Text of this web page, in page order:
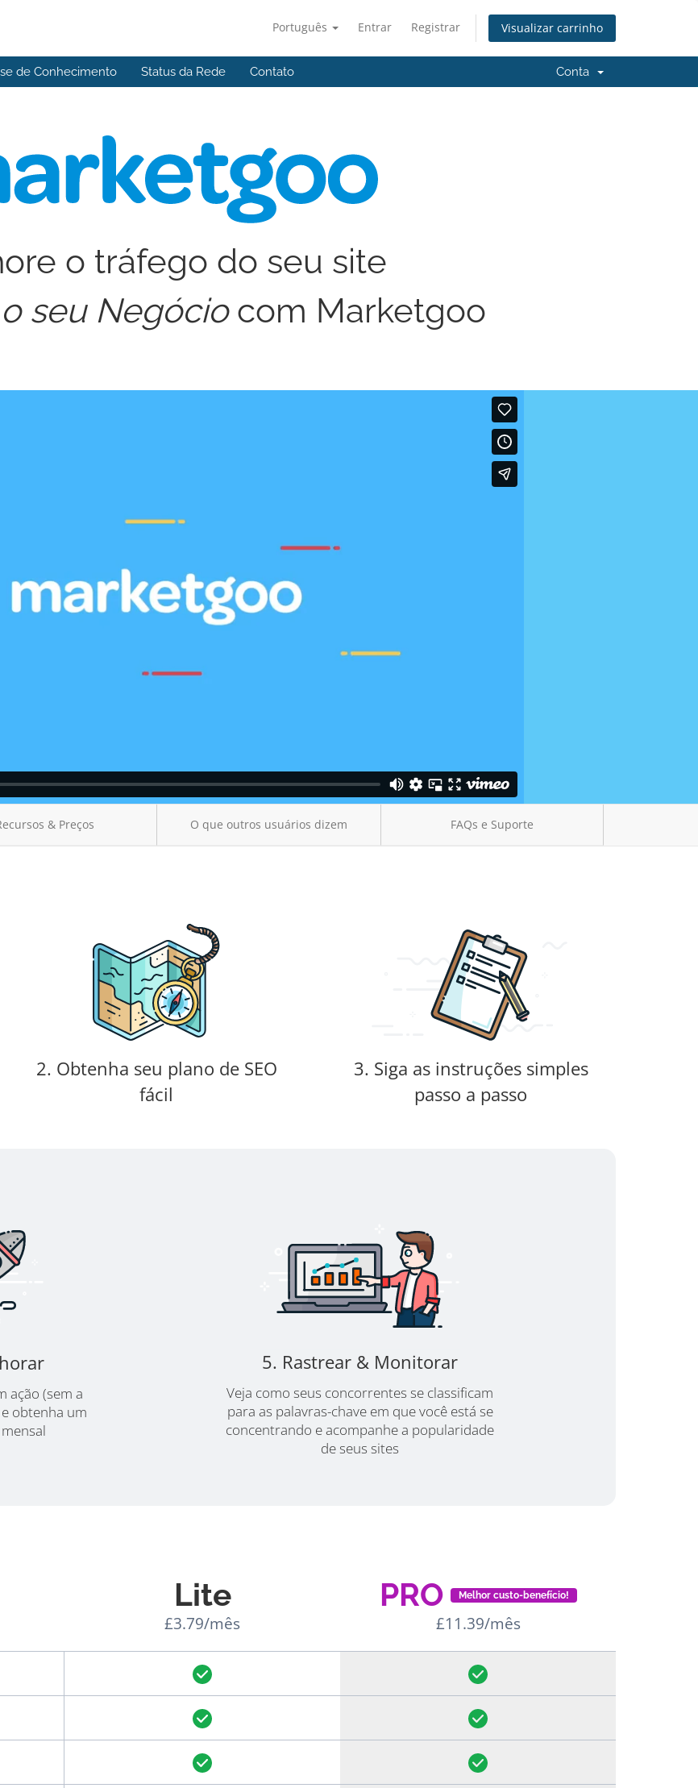
Português Entrar Registrar Visualizar carrinho
de Conhecimento Status da Rede Contato Conta
o tráfego do seu site
seu Negóciocom Marketgoo
& Preços O que outros usuários dizem FAQs e Suporte
2. Obtenha seu plano de SEO
fácil
3. Siga as instruções simples
passo a passo
ação (sem a
obtenha um
5. Rastrear & Monitorar
Veja como seus concorrentes se classificam
para as palavras-chave em que você está se
concentrando e acompanhe a popularidade
de seus sites
Lite
£3.79/mês
PRO Melhor custo-benefício!
£11.39/mês